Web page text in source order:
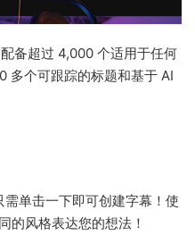
备超过 4,000 个适用于任何
多个可跟踪的标题和基于 AI
单击一下即可创建字幕！使
的风格表达您的想法！